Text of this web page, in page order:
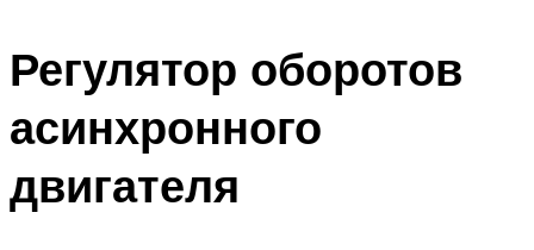
Регулятор оборотов
асинхронного
двигателя